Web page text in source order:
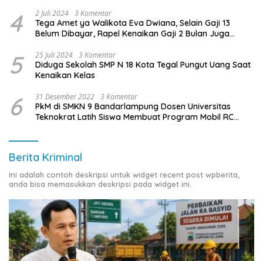
4 2 Juli 2024 3 Komentar
Tega Amet ya Walikota Eva Dwiana, Selain Gaji 13
Belum Dibayar, Rapel Kenaikan Gaji 2 Bulan Juga
5 25 Juli 2024 3 Komentar
Diduga Sekolah SMP N 18 Kota Tegal Pungut Uang Saat
Kenaikan Kelas
6 31 Desember 2022 3 Komentar
PkM di SMKN 9 Bandarlampung Dosen Universitas
Teknokrat Latih Siswa Membuat Program Mobil RC
Berita Kriminal
Ini adalah contoh deskripsi untuk widget recent post wpberita,
anda bisa memasukkan deskripsi pada widget ini.